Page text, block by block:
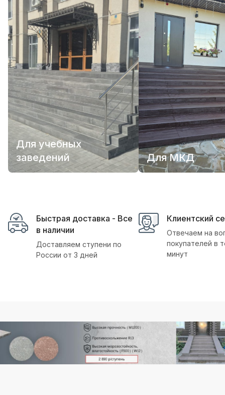
Для учебных
заведений
Для МКД
Быстрая доставка - Все
в наличии
Доставляем ступени по
России от 3 дней
Клиентский
Отвечаем на
покупателей в
минут